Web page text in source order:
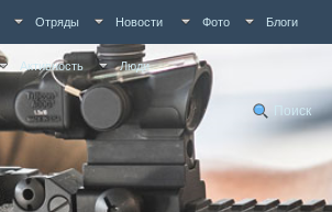
Отряды Новости Фото Блоги
Активность Люди
Поиск